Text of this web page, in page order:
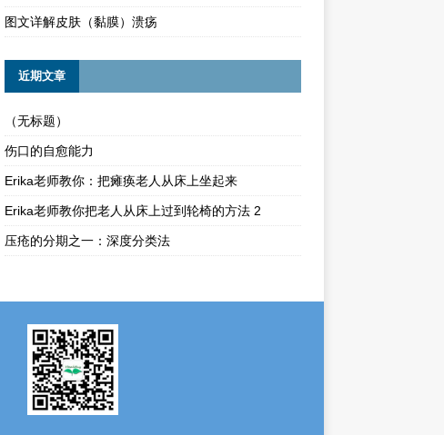
图文详解皮肤（黏膜）溃疡
近期文章
（无标题）
伤口的自愈能力
Erika老师教你：把瘫痪老人从床上坐起来
Erika老师教你把老人从床上过到轮椅的方法 2
压疮的分期之一：深度分类法